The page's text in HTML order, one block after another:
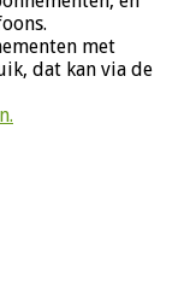
met
dat kan via de